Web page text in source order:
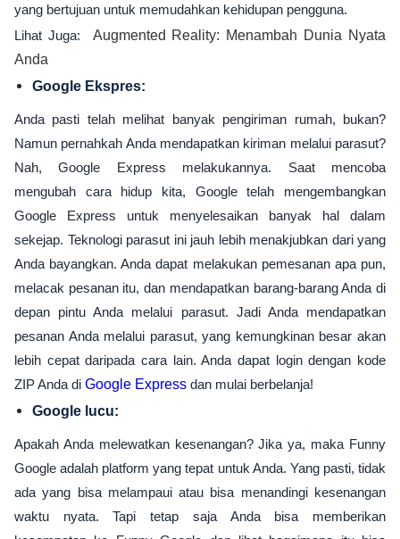
yang bertujuan untuk memudahkan kehidupan pengguna.
Lihat Juga: Augmented Reality: Menambah Dunia Nyata
Anda
Google Ekspres:
Anda pasti telah melihat banyak pengiriman rumah, bukan?
Namun pernahkah Anda mendapatkan kiriman melalui parasut?
Nah, Google Express melakukannya. Saat mencoba
mengubah cara hidup kita, Google telah mengembangkan
Google Express untuk menyelesaikan banyak hal dalam
sekejap. Teknologi parasut ini jauh lebih menakjubkan dari yang
Anda bayangkan. Anda dapat melakukan pemesanan apa pun,
melacak pesanan itu, dan mendapatkan barang-barang Anda di
depan pintu Anda melalui parasut. Jadi Anda mendapatkan
pesanan Anda melalui parasut, yang kemungkinan besar akan
lebih cepat daripada cara lain. Anda dapat login dengan kode
ZIP Anda di Google Express dan mulai berbelanja!
Google lucu:
Apakah Anda melewatkan kesenangan? Jika ya, maka Funny
Google adalah platform yang tepat untuk Anda. Yang pasti, tidak
ada yang bisa melampaui atau bisa menandingi kesenangan
waktu nyata. Tapi tetap saja Anda bisa memberikan